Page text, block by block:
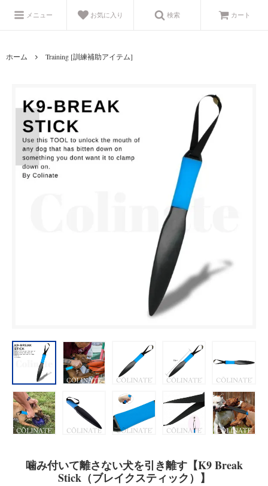
メニュー お気に入り 検索 カート
ホーム Training [訓練補助アイテム]
噛み付いて離さない犬を引き離す【K9 Break
Stick（ブレイクスティック）】